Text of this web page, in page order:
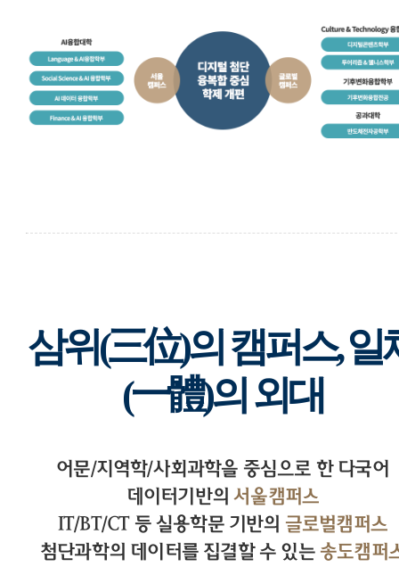
삼위(三位)의 캠퍼스, 일
(一體)의 외대
어문/지역학/사회과학을 중심으로 한 다국어
데이터기반의서울캠퍼스
IT/BT/CT 등 실용학문 기반의 글로벌캠퍼스
첨단과학의 데이터를 집결할 수 있는 송도캠퍼